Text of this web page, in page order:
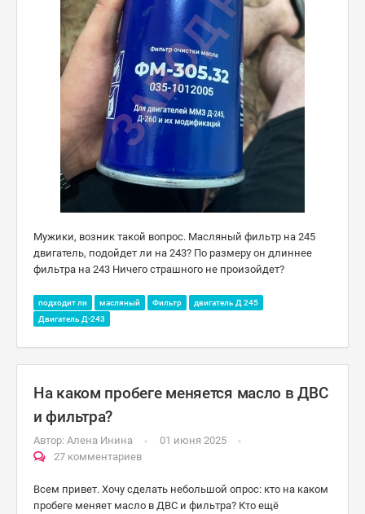
Мужики, возник такой вопрос. Масляный фильтр на 245
двигатель, подойдет ли на 243? По размеру он длиннее
фильтра на 243 Ничего страшного не произойдет?
подходит ли масляный Фильтр
двигатель Д 245
Двигатель Д-243
На каком пробеге меняется масло в ДВС
и фильтра?
Автор: Алена Инина
01 июня 2025
27 комментариев
Всем привет. Хочу сделать небольшой опрос: кто на каком
пробеге меняет масло в ДВС и фильтра? Кто ещё